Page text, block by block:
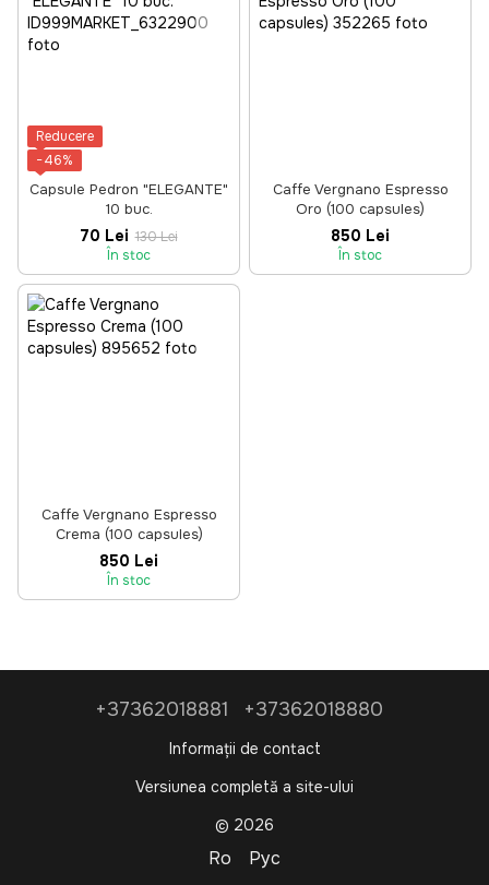
Reducere
−46%
Capsule Pedron "ELEGANTE"
10 buc.
70 Lei 130 Lei
În stoc
Caffe Vergnano Espresso
Oro (100 capsules)
850 Lei
În stoc
Caffe Vergnano Espresso
Crema (100 capsules)
850 Lei
În stoc
+37362018881 +37362018880
Informații de contact
Versiunea completă a site-ului
© 2026
Ro Рус